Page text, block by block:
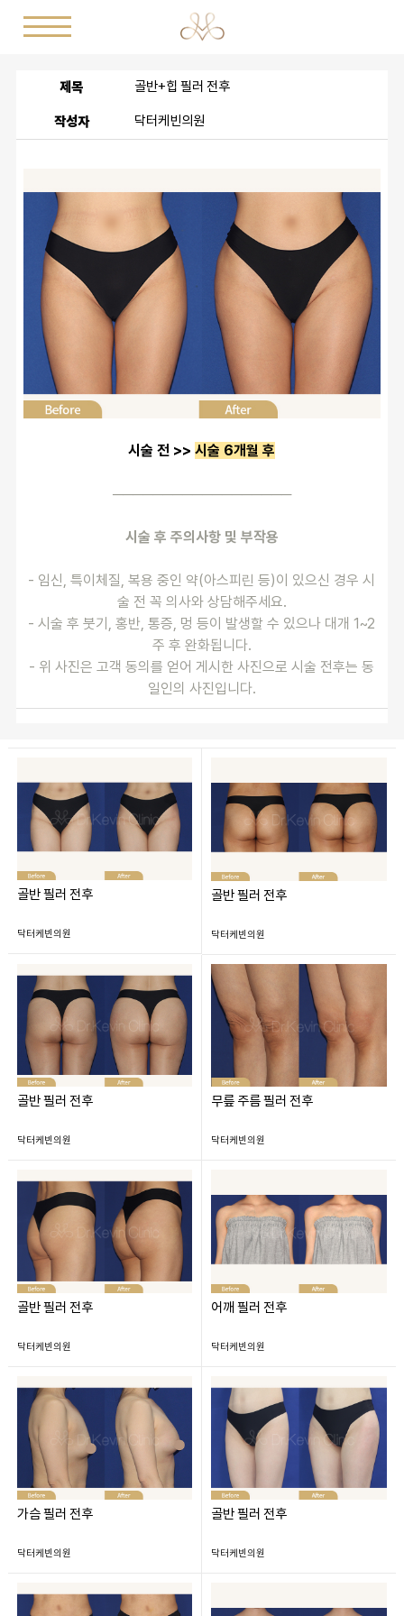
제목 골반+힙 필러 전후
작성자 닥터케빈의원
시술 전 >> 시술 6개월 후
──────────────────
시술 후 주의사항 및 부작용
- 임신, 특이체질, 복용 중인 약(아스피린 등)이 있으신 경우 시
술 전 꼭 의사와 상담해주세요.
- 시술 후 붓기, 홍반, 통증, 멍 등이 발생할 수 있으나 대개 1~2
주 후 완화됩니다.
- 위 사진은 고객 동의를 얻어 게시한 사진으로 시술 전후는 동
일인의 사진입니다.
골반 필러 전후
닥터케빈의원
골반 필러 전후
닥터케빈의원
골반 필러 전후
닥터케빈의원
무릎 주름 필러 전후
닥터케빈의원
골반 필러 전후
닥터케빈의원
어깨 필러 전후
닥터케빈의원
가슴 필러 전후
닥터케빈의원
골반 필러 전후
닥터케빈의원